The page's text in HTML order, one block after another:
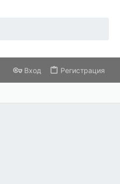
Вход Регистрация